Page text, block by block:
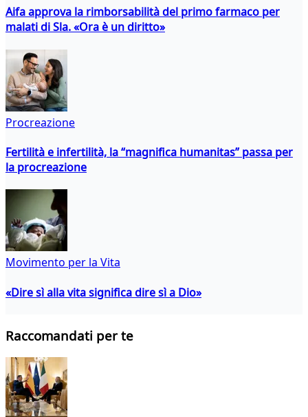
Aifa approva la rimborsabilità del primo farmaco per
malati di Sla. «Ora è un diritto»
Procreazione
Fertilità e infertilità, la “magnifica humanitas” passa per
la procreazione
Movimento per la Vita
«Dire sì alla vita significa dire sì a Dio»
Raccomandati per te